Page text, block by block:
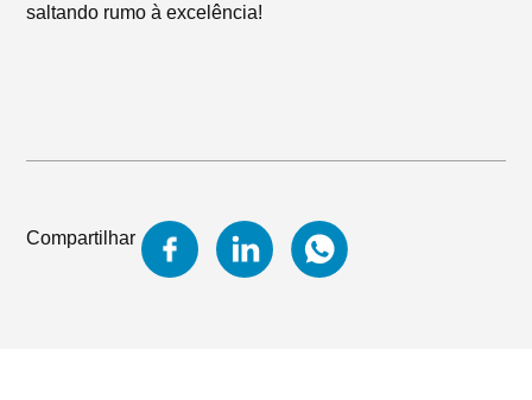
saltando rumo à excelência!
Compartilhar